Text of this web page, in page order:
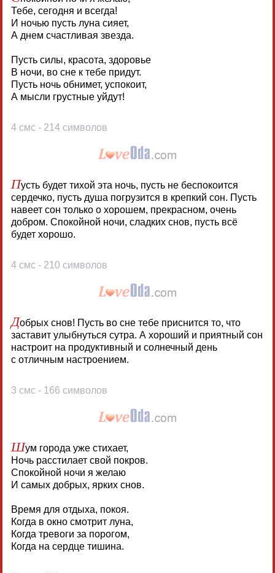
Тебе, сегодня и всегда!
И ночью пусть луна сияет,
А днем счастливая звезда.
Пусть силы, красота, здоровье
В ночи, во сне к тебе придут.
Пусть ночь обнимет, успокоит,
А мысли грустные уйдут!
4 смс - 214 символов
Пусть будет тихой эта ночь, пусть не беспокоится
сердечко, пусть душа погрузится в крепкий сон. Пусть
навеет сон только о хорошем, прекрасном, очень
добром. Спокойной ночи, сладких снов, пусть всё
будет хорошо.
4 смс - 210 символов
Добрых снов! Пусть во сне тебе приснится то, что
заставит улыбнуться сутра. А хороший и приятный сон
настроит на продуктивный и солнечный день
с отличным настроением.
3 смс - 166 символов
Шум города уже стихает,
Ночь расстилает свой покров.
Спокойной ночи я желаю
И самых добрых, ярких снов.
Время для отдыха, покоя.
Когда в окно смотрит луна,
Когда тревоги за порогом,
Когда на сердце тишина.